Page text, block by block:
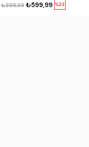
%33
₺599,99
₺899,99